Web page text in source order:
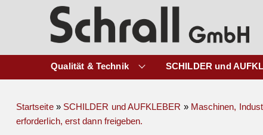
Qualität & Technik SCHILDER und
Startseite» SCHILDER und AUFKLEBER » Maschinen,
erforderlich, erst dann freigeben.